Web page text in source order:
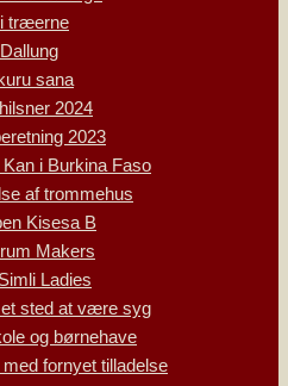
træerne
sana
2024
2023
i Burkina Faso
af trommehus
Kisesa B
Makers
Ladies
sted at være syg
og børnehave
fornyet tilladelse